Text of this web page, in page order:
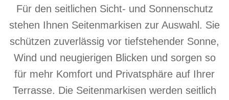
Für den seitlichen Sicht- und Sonnenschutz
stehen Ihnen Seitenmarkisen zur Auswahl. Sie
schützen zuverlässig vor tiefstehender Sonne,
Wind und neugierigen Blicken und sorgen so
für mehr Komfort und Privatsphäre auf Ihrer
Terrasse. Die Seitenmarkisen werden seitlich